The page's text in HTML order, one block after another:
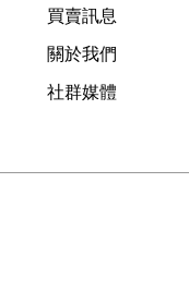
買賣訊息
關於我們
社群媒體